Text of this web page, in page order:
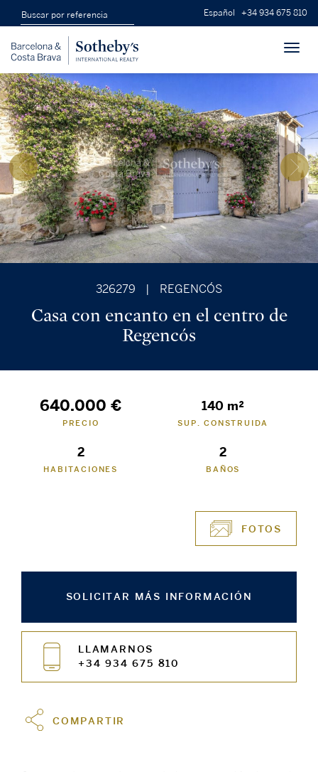
Español +34 934 675 810
326279 REGENCÓS
Casa con encanto en el centro de
Regencós
640.000 €
PRECIO
140 m²
SUP. CONSTRUIDA
2
HABITACIONES
2
BAÑOS
FOTOS
SOLICITAR MÁS INFORMACIÓN
LLAMARNOS
+34 934 675 810
COMPARTIR